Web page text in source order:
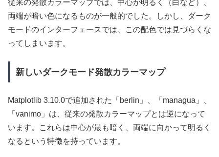
従来の発散カラーマップでは、中心が明るく（白など）、
両端が暗い色になるものが一般的でした。しかし、ダーク
モードのインターフェースでは、この配色では見づらくな
ってしまいます。
新しいダークモード発散カラーマップ
Matplotlib 3.10.0で追加された「berlin」、「managua」、
「vanimo」は、従来の発散カラーマップとは逆になって
います。これらは中心が最も暗く、両端に向かって明るく
なるという特徴を持っています。